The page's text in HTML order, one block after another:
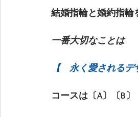
結婚指輪と婚約指輪
一番大切なことは
【　永く愛される
コースは〔A〕〔B